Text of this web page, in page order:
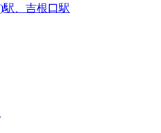
、吉根口駅